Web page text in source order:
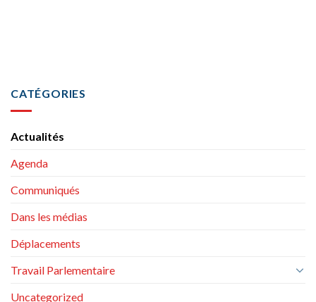
CATÉGORIES
Actualités
Agenda
Communiqués
Dans les médias
Déplacements
Travail Parlementaire
Uncategorized